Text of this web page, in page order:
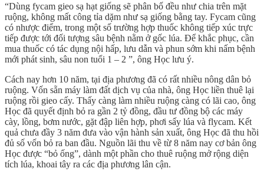
“Dùng fycam gieo sạ hạt giống sẽ phân bố đều như chia trên mặt
ruộng, không mất công tỉa dặm như sạ giống bằng tay. Fycam cũng
có nhược điểm, trong một số trường hợp thuốc không tiếp xúc trực
tiếp được tới đối tượng sâu bệnh nằm ở gốc lúa. Để khắc phục, cần
mua thuốc có tác dụng nội hấp, lưu dẫn và phun sớm khi nấm bệnh
mới phát sinh, sâu non tuổi 1 – 2 ”, ông Học lưu ý.
Cách nay hơn 10 năm, tại địa phương đã có rất nhiều nông dân bỏ
ruộng. Vốn sẵn máy làm đất dịch vụ của nhà, ông Học liền thuê lại
ruộng rồi gieo cấy. Thấy càng làm nhiều ruộng càng có lãi cao, ông
Học đã quyết định bỏ ra gần 2 tỷ đồng, đầu tư đồng bộ các máy
cày, lồng, bơm nước, gặt đập liên hợp, phơi sấy lúa và flycam. Kết
quả chưa đầy 3 năm đưa vào vận hành sản xuất, ông Học đã thu hồi
đủ số vốn bỏ ra ban đầu. Nguồn lãi thu về từ 8 năm nay cơ bản ông
Học được “bỏ ống”, dành một phần cho thuê ruộng mở rộng diện
tích lúa, khoai tây ra các địa phương lân cận.